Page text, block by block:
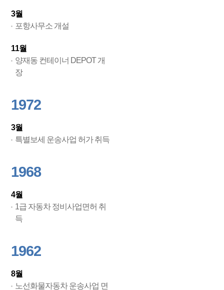
3월
포항사무소 개설
11월
양재동 컨테이너 DEPOT 개
장
1972
3월
특별보세 운송사업 허가 취득
1968
4월
1급 자동차 정비사업면허 취
득
1962
8월
노선화물자동차 운송사업 면